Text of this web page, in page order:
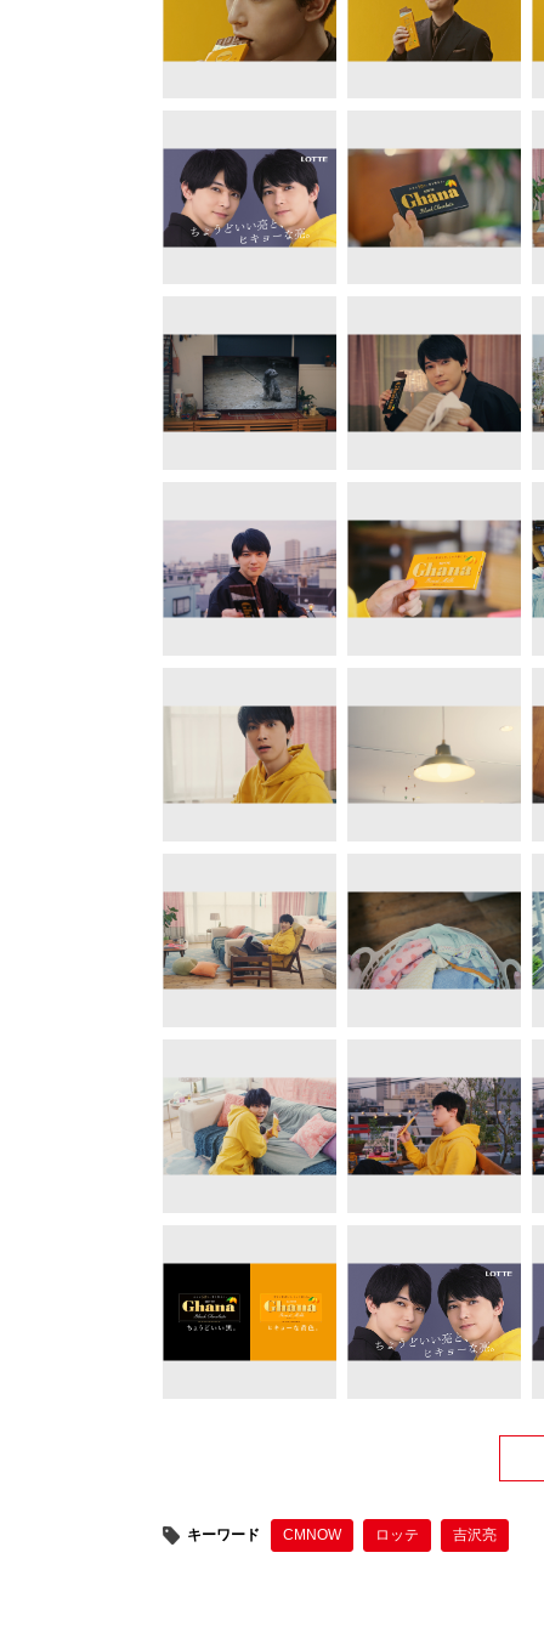
キーワード CMNOW ロッテ 吉沢亮